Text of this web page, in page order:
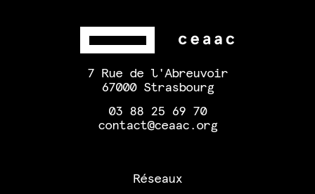
7 Rue de l'Abreuvoir
67000 Strasbourg
03 88 25 69 70
contact@ceaac.org
Réseaux